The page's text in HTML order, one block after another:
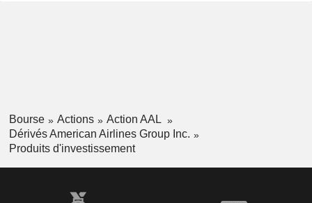
Bourse Actions
Action AAL
Dérivés American Airlines Group Inc.
Produits d'investissement